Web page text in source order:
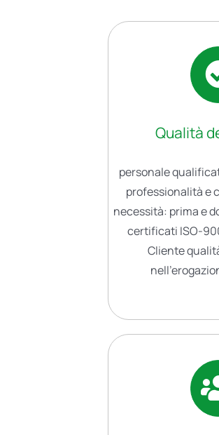
Qualità
personale
professionalità e
necessità: prima e
certificati ISO-
Cliente